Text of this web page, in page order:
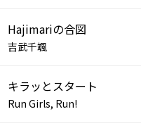
Hajimariの合図
吉武千颯
キラッとスタート
Run Girls, Run!